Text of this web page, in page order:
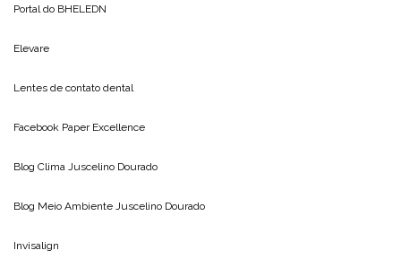
Portal do BHELEDN
Elevare
Lentes de contato dental
Facebook Paper Excellence
Blog Clima Juscelino Dourado
Blog Meio Ambiente Juscelino Dourado
Invisalign